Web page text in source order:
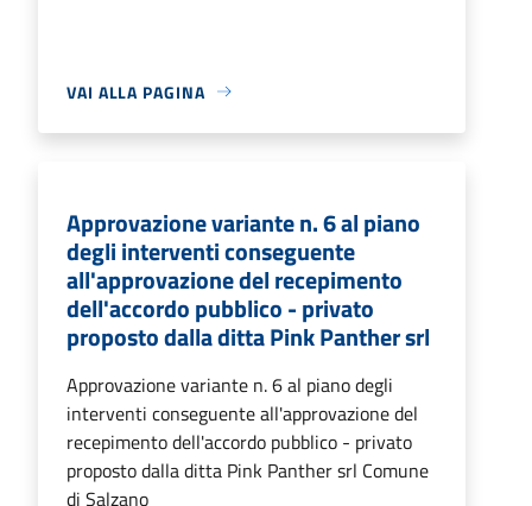
VAI ALLA PAGINA
Approvazione variante n. 6 al piano
degli interventi conseguente
all'approvazione del recepimento
dell'accordo pubblico - privato
proposto dalla ditta Pink Panther srl
Approvazione variante n. 6 al piano degli
interventi conseguente all'approvazione del
recepimento dell'accordo pubblico - privato
proposto dalla ditta Pink Panther srl Comune
di Salzano